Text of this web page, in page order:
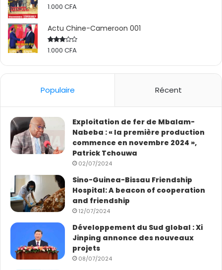
exploite notamment, le granite noir d’ébène, le granite
gris, le granite Rosa Gallica, etc.
Pascal Modo
1.000 CFA
Actu Chine-Cameroon 001
Rated
1.000 CFA
Populaire Récent
Exploitation de fer de Mbalam-
Nabeba : « la première production
commence en novembre 2024 »,
Patrick Tchouwa
02/07/2024
Sino-Guinea-Bissau Friendship
Hospital: A beacon of cooperation
and friendship
12/07/2024
Développement du Sud global : Xi
Jinping annonce des nouveaux
projets
08/07/2024